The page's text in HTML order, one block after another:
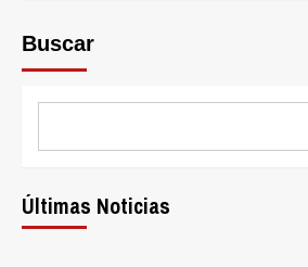
Buscar
Últimas Noticias